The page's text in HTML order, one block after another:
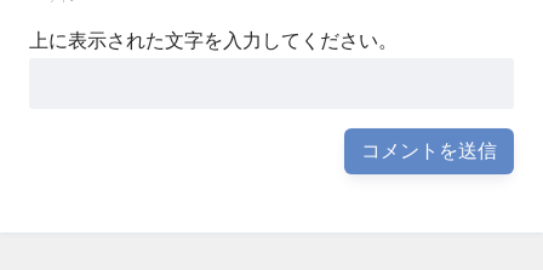
上に表示された文字を入力してください。